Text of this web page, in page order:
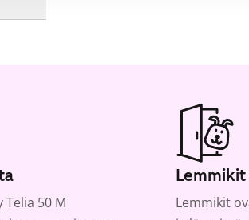
Telia 50 M
Lemmikit